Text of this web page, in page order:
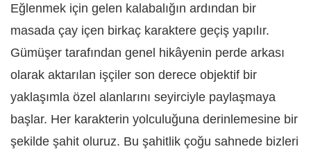
Eğlenmek için gelen kalabalığın ardından bir
masada çay içen birkaç karaktere geçiş yapılır.
Gümüşer tarafından genel hikâyenin perde arkası
olarak aktarılan işçiler son derece objektif bir
yaklaşımla özel alanlarını seyirciyle paylaşmaya
başlar. Her karakterin yolculuğuna derinlemesine bir
şekilde şahit oluruz. Bu şahitlik çoğu sahnede bizleri